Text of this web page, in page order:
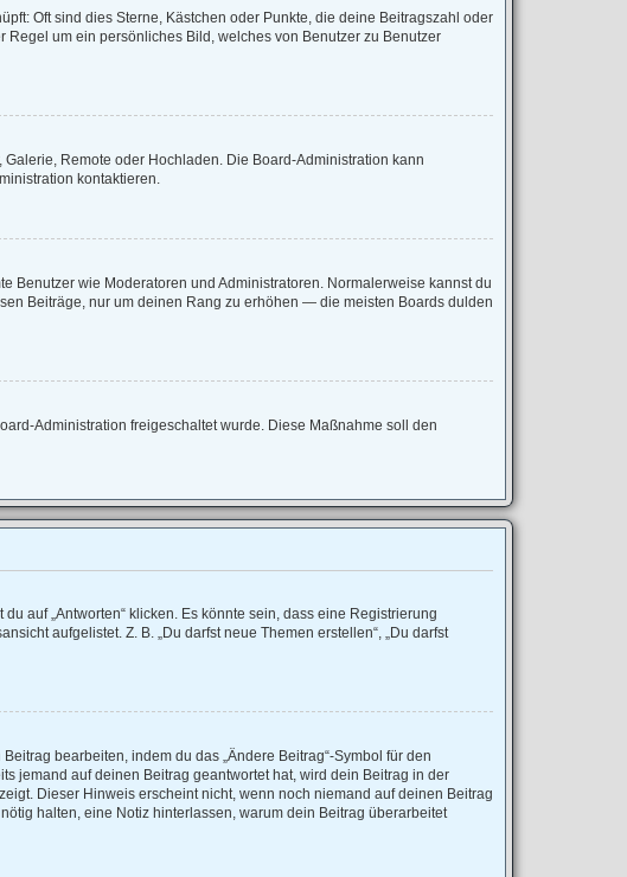
Oft sind dies Sterne, Kästchen oder Punkte, die deine Beitragszahl oder
Regel um ein persönliches Bild, welches von Benutzer zu Benutzer
Remote oder Hochladen. Die Board-Administration kann
kontaktieren.
Benutzer wie Moderatoren und Administratoren. Normalerweise kannst du
Beiträge, nur um deinen Rang zu erhöhen — die meisten Boards dulden
Administration freigeschaltet wurde. Diese Maßnahme soll den
auf „Antworten“ klicken. Es könnte sein, dass eine Registrierung
aufgelistet. Z. B. „Du darfst neue Themen erstellen“, „Du darfst
bearbeiten, indem du das „Ändere Beitrag“-Symbol für den
jemand auf deinen Beitrag geantwortet hat, wird dein Beitrag in der
Dieser Hinweis erscheint nicht, wenn noch niemand auf deinen Beitrag
halten, eine Notiz hinterlassen, warum dein Beitrag überarbeitet